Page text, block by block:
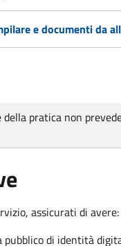
e documenti da
della pratica non
assicurati di avere:
pubblico di identità